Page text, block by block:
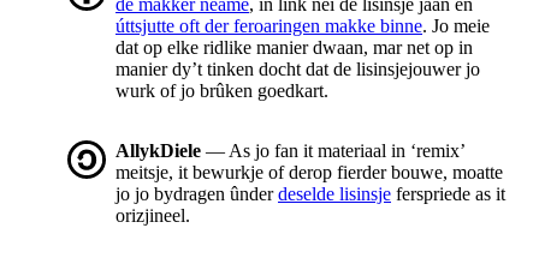
de makker neame, in link nei de lisinsje jaan en
úttsjutte oft der feroaringen makke binne. Jo meie
dat op elke ridlike manier dwaan, mar net op in
manier dy’t tinken docht dat de lisinsjejouwer jo
wurk of jo brûken goedkart.
AllykDiele — As jo fan it materiaal in ‘remix’
meitsje, it bewurkje of derop fierder bouwe, moatte
jo jo bydragen ûnderdeselde lisinsje ferspriede as it
orizjineel.